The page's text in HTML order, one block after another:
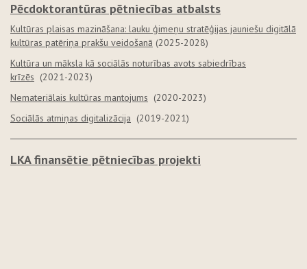
Pēcdoktorantūras pētniecības atbalsts
Kultūras plaisas mazināšana: lauku ģimeņu stratēģijas jauniešu digitālā
kultūras patēriņa prakšu veidošanā (2025-2028)
Kultūra un māksla kā sociālās noturības avots sabiedrības
krīzēs (2021-2023)
Nemateriālais kultūras mantojums (2020-2023)
Sociālās atmiņas digitalizācija (2019-2021)
LKA finansētie pētniecības projekti